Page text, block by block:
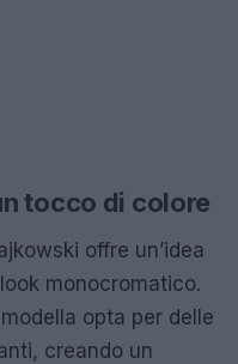
tocco di colore
offre un’idea
monocromatico.
opta per delle
creando un